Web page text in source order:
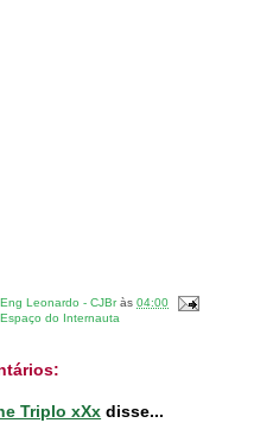
Eng Leonardo - CJBràs04:00
Espaço do Internauta
Triplo xXx disse...